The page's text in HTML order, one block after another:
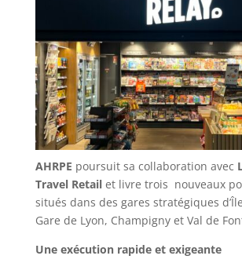
AHRPE poursuit sa collaboration avec
Travel Retailet livre trois nouveaux
situés dans des gares stratégiques
Gare de Lyon, Champigny et Val de
Une exécution rapide et exigeante